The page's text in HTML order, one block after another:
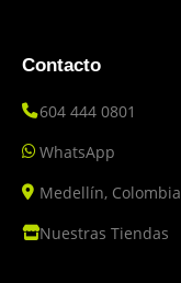
Contacto
604 444 0801
WhatsApp
Medellín, Colombia
Nuestras Tiendas